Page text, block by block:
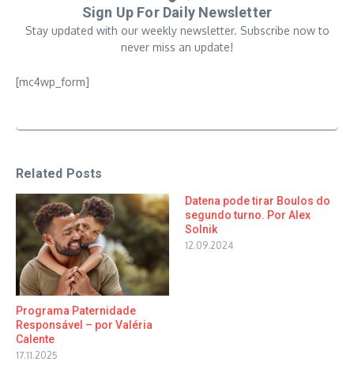
Sign Up For Daily Newsletter
Stay updated with our weekly newsletter. Subscribe now to
never miss an update!
[mc4wp_form]
Related Posts
Programa Paternidade
Responsável – por Valéria
Calente
17.11.2025
Datena pode tirar Boulos do
segundo turno. Por Alex
Solnik
12.09.2024